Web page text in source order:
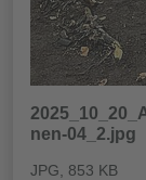
nen-04_2.jpg
JPG , 853 KB